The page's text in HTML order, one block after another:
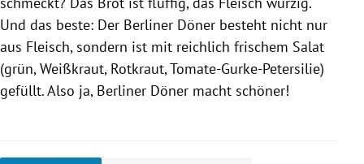
Und das beste: Der Berliner Döner besteht nicht nur
aus Fleisch, sondern ist mit reichlich frischem Salat
(grün, Weißkraut, Rotkraut, Tomate-Gurke-Petersilie)
gefüllt. Also ja, Berliner Döner macht schöner!